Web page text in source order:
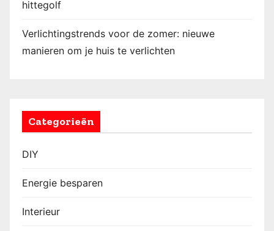
hittegolf
Verlichtingstrends voor de zomer: nieuwe
manieren om je huis te verlichten
Categorieën
DIY
Energie besparen
Interieur